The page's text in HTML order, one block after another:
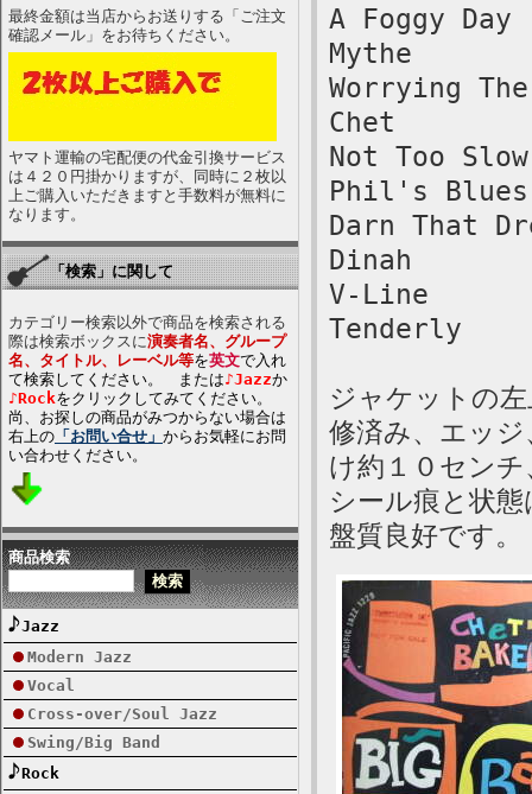
最終金額は当店からお送りする「ご注文
確認メール」をお待ちください。
ヤマト運輸の宅配便の代金引換サービス
は４２０円掛かりますが、同時に２枚以
上ご購入いただきますと手数料が無料に
なります。
「検索」に関して
カテゴリー検索以外で商品を検索される
際は検索ボックスに演奏者名、グループ
名、タイトル、レーベル等を英文で入れ
て検索してください。 または♪Jazzか
♪Rockをクリックしてみてください。
尚、お探しの商品がみつからない場合は
右上の 「お問い合せ」 からお気軽にお問
い合わせください。
商品検索
Jazz
Modern Jazz
Vocal
Cross-over/Soul Jazz
Swing/Big Band
Rock
A Foggy Day
Mythe
Worrying
Chet
Not Too Slow
Phil's Blues
Darn That
Dinah
V-Line
Tenderly
ジャケットの
修済み、エッ
け約１０セン
シール痕と状
盤質良好です。